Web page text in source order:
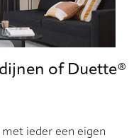
of Duette®
ieder een eigen